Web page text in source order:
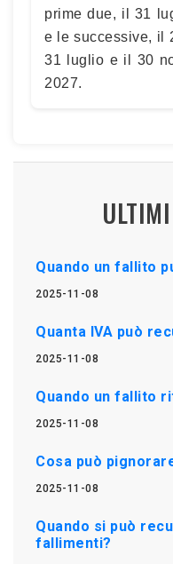
prime due, il 31
e le successive, il
31 luglio e il 30
2027.
Quando un fallito
2025-11-08
Quanta IVA può
2025-11-08
Quando un fallito
2025-11-08
Cosa può
2025-11-08
Quando si può
fallimenti?